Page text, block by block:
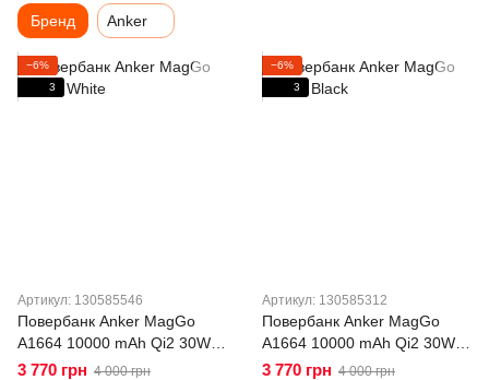
Бренд Anker
−6%
3
Артикул: 130585546
Повербанк Anker MagGo
A1664 10000 mAh Qi2 30W,
магнитный Power Bank с
3 770 грн 4 000 грн
−6%
3
Артикул: 130585312
Повербанк Anker MagGo
A1664 10000 mAh Qi2 30W,
магнитный Power Bank с
3 770 грн 4 000 грн